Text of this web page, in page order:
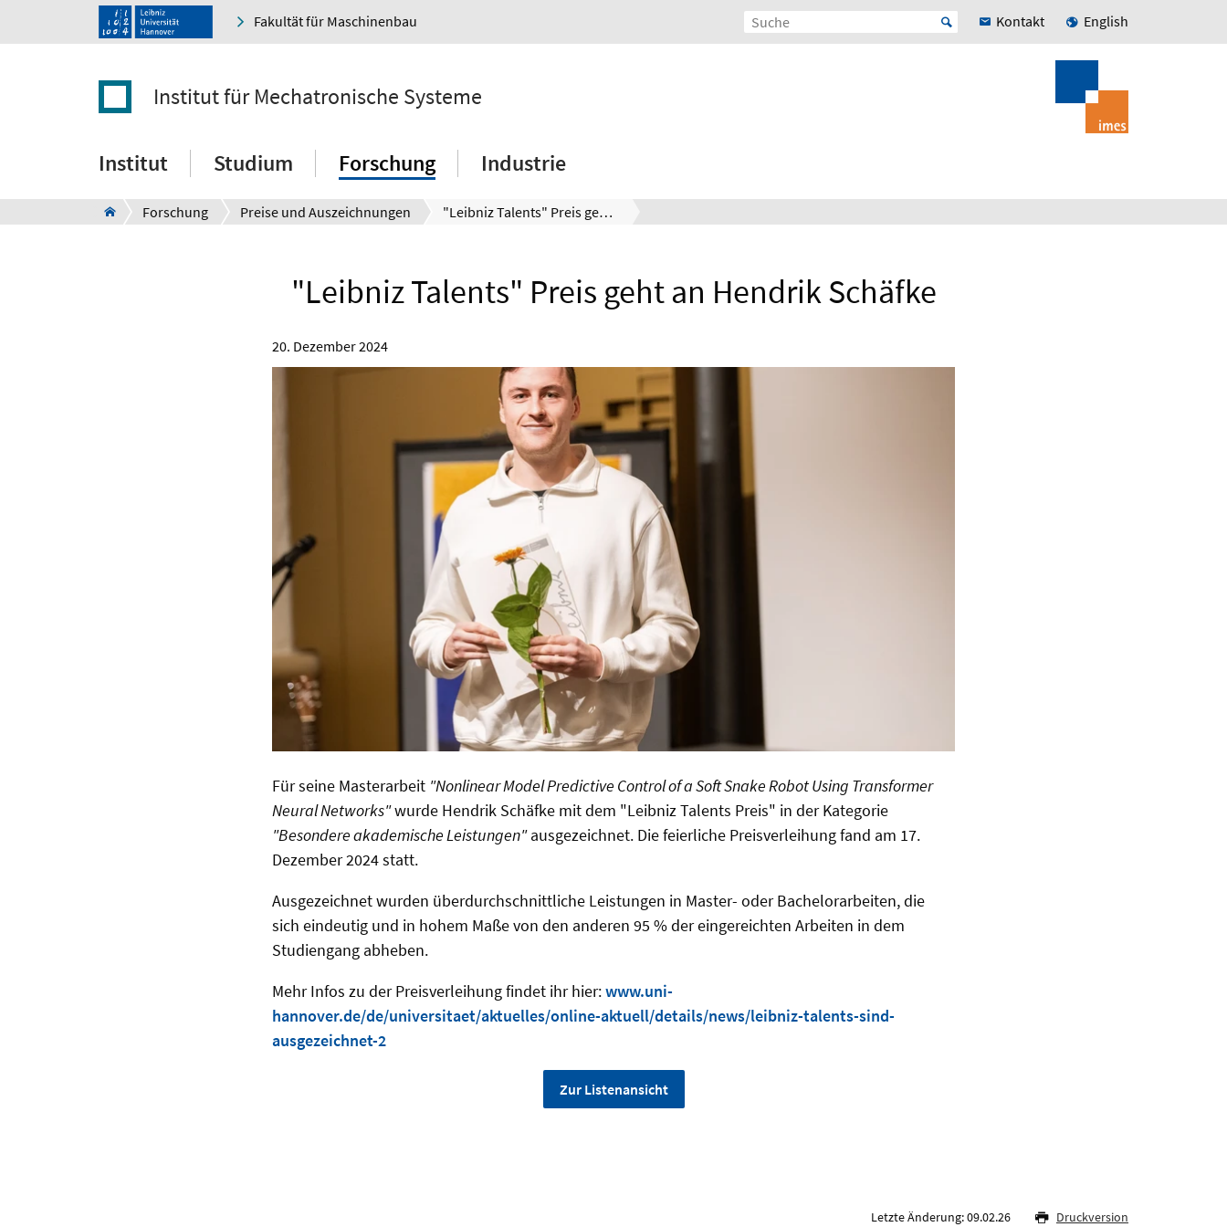
Fakultät für Maschinenbau Kontakt English
Institut für Mechatronische Systeme
Institut Studium Forschung Industrie
Forschung Preise und Auszeichnungen "Leibniz Talents" Preis geht an Hendrik Schäfke
"Leibniz Talents" Preis geht an Hendrik Schäfke
20. Dezember 2024
Für seine Masterarbeit "Nonlinear Model Predictive Control of a Soft Snake Robot Using Transformer
Neural Networks"wurde Hendrik Schäfke mit dem "Leibniz Talents Preis" in der Kategorie
"Besondere akademische Leistungen"ausgezeichnet. Die feierliche Preisverleihung fand am 17.
Dezember 2024 statt.
Ausgezeichnet wurden überdurchschnittliche Leistungen in Master- oder Bachelorarbeiten, die
sich eindeutig und in hohem Maße von den anderen 95 % der eingereichten Arbeiten in dem
Studiengang abheben.
Mehr Infos zu der Preisverleihung findet ihr hier:www.uni-
hannover.de/de/universitaet/aktuelles/online-aktuell/details/news/leibniz-talents-sind-
ausgezeichnet-2
Zur Listenansicht
Letzte Änderung: 09.02.26 Druckversion